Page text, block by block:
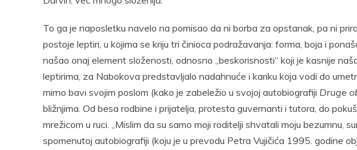
To ga je naposletku navelo na pomisao da ni borba za opstanak, pa ni
postoje leptiri, u kojima se kriju tri činioca podražavanja: forma, boja i
našao onaj element složenosti, odnosno „beskorisnosti“ koji je kasnije
leptirima, za Nabokova predstavljalo nadahnuće i kariku koja vodi do
mirno bavi svojim poslom (kako je zabeležio u svojoj autobiografiji Druge
bližnjima. Od besa rodbine i prijatelja, protesta guvernanti i tutora, do
mrežicom u ruci. „Mislim da su samo moji roditelji shvatali moju bezumnu,
spomenutoj autobiografiji (koju je u prevodu Petra Vujičića 1995. godine